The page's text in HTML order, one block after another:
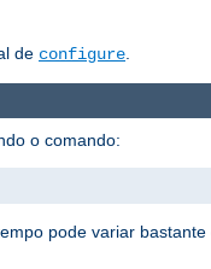
de configure.
o comando:
pode variar